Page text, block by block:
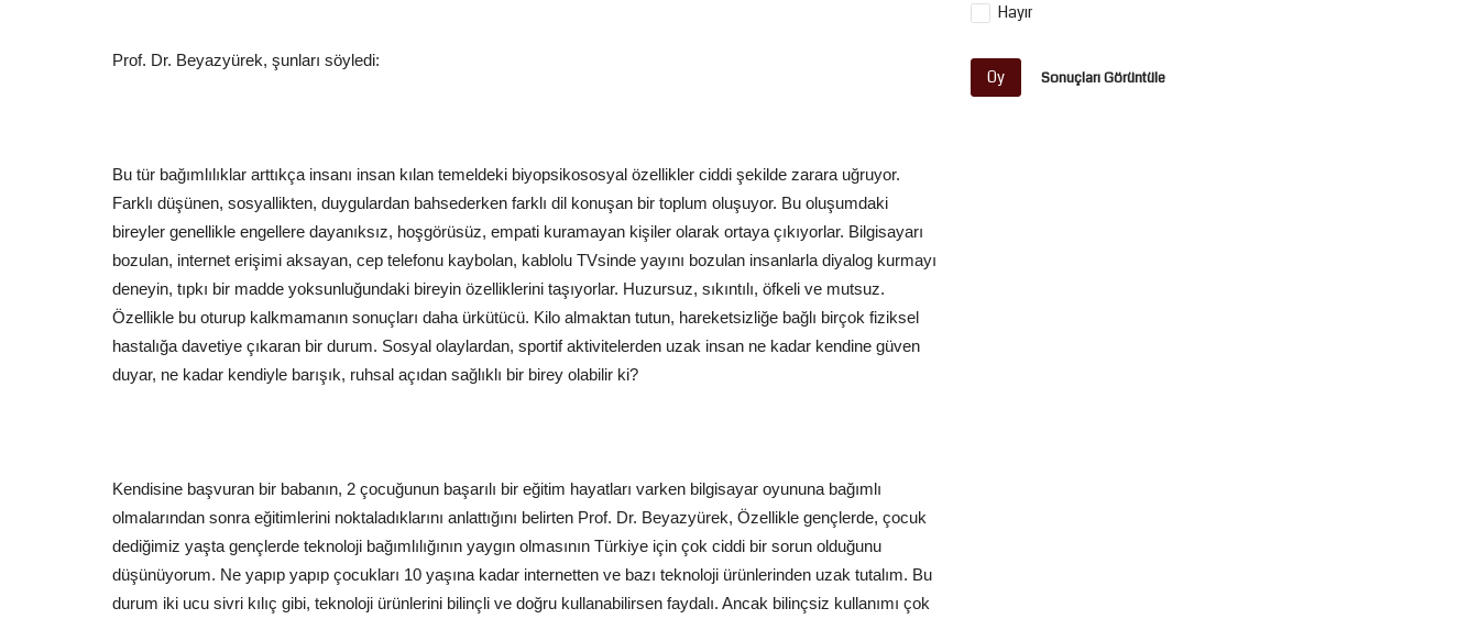
Prof. Dr. Beyazyürek, şunları söyledi:
Bu tür bağımlılıklar arttıkça insanı insan kılan temeldeki biyopsikososyal özellikler ciddi şekilde zarara uğruyor.
Farklı düşünen, sosyallikten, duygulardan bahsederken farklı dil konuşan bir toplum oluşuyor. Bu oluşumdaki
bireyler genellikle engellere dayanıksız, hoşgörüsüz, empati kuramayan kişiler olarak ortaya çıkıyorlar. Bilgisayarı
bozulan, internet erişimi aksayan, cep telefonu kaybolan, kablolu TVsinde yayını bozulan insanlarla diyalog kurmayı
deneyin, tıpkı bir madde yoksunluğundaki bireyin özelliklerini taşıyorlar. Huzursuz, sıkıntılı, öfkeli ve mutsuz.
Özellikle bu oturup kalkmamanın sonuçları daha ürkütücü. Kilo almaktan tutun, hareketsizliğe bağlı birçok fiziksel
hastalığa davetiye çıkaran bir durum. Sosyal olaylardan, sportif aktivitelerden uzak insan ne kadar kendine güven
duyar, ne kadar kendiyle barışık, ruhsal açıdan sağlıklı bir birey olabilir ki?
Kendisine başvuran bir babanın, 2 çocuğunun başarılı bir eğitim hayatları varken bilgisayar oyununa bağımlı
olmalarından sonra eğitimlerini noktaladıklarını anlattığını belirten Prof. Dr. Beyazyürek, Özellikle gençlerde, çocuk
dediğimiz yaşta gençlerde teknoloji bağımlılığının yaygın olmasının Türkiye için çok ciddi bir sorun olduğunu
düşünüyorum. Ne yapıp yapıp çocukları 10 yaşına kadar internetten ve bazı teknoloji ürünlerinden uzak tutalım. Bu
durum iki ucu sivri kılıç gibi, teknoloji ürünlerini bilinçli ve doğru kullanabilirsen faydalı. Ancak bilinçsiz kullanımı çok
Hayır
Oy Sonuçları Görüntüle